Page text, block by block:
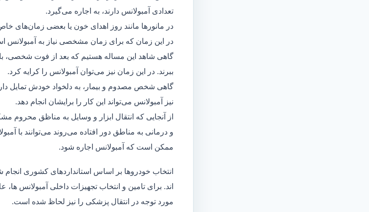
تعدادی آمبولانس دارند، به اجاره می‌گیرد.
در مانور‌ها مانند روز اهدای خون یا بعضی زمان‌های
در این زمان که برای زمان مشخصی نیاز به آمبولانس
گاهی شاهد این مساله هستیم که بعد از فوت شخصی،
ببرند. در این زمان نیز می‌توان آمبولانس را کرایه کرد.
گاهی شخص مصدوم و بیمار، به دلخواد خودش تمایل
نیز آمبولانس می‌تواند این کار را برایشان انجام دهد.
از آنجایی که انتقال ابزار و وسایل به مناظق محروم
و درمانی به مناطق دور افتاده می‌روند می‌توانند با
ممکن است که آمبولانس اجاره شود.
انتخاب خودروها بر اساس استانداردهای کشوری
اند. برای تامین و انتخاب تجهیزات داخلی آمبولانس ها،
مورد توجه در انتقال پزشکی را نیز لحاظ شده است.